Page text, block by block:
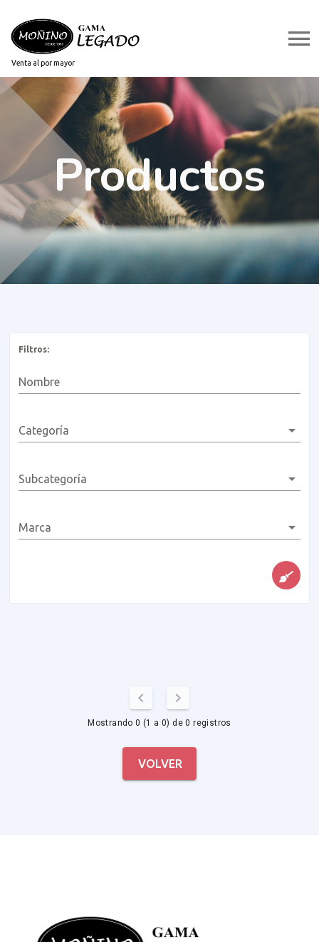
Venta al por mayor
Productos
Filtros:
Nombre
Categoría
Subcategoría
Marca
Mostrando 0 (1 a 0) de 0 registros
VOLVER